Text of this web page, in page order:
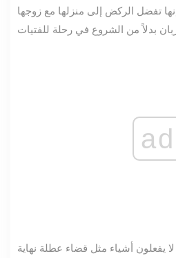
تفضل الركض إلى منزلها مع زوجها
ad
يفعلون أشياء مثل قضاء عطلة نهاية